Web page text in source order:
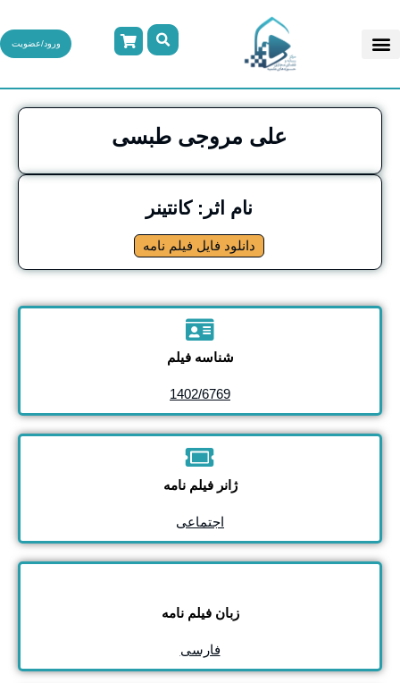
ورود/عضویت
علی مروجی طبسی
نام اثر: کانتینر
دانلود فایل فیلم نامه
شناسه فیلم
1402/6769
ژانر فیلم نامه
اجتماعی
زبان فیلم نامه
فارسی